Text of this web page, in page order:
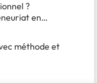
?
en
méthode et